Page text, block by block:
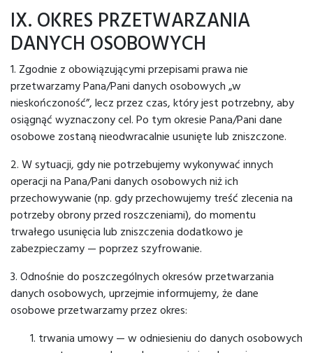
IX. OKRES PRZETWARZANIA
DANYCH OSOBOWYCH
1. Zgodnie z obowiązującymi przepisami prawa nie
przetwarzamy Pana/Pani danych osobowych „w
nieskończoność”, lecz przez czas, który jest potrzebny, aby
osiągnąć wyznaczony cel. Po tym okresie Pana/Pani dane
osobowe zostaną nieodwracalnie usunięte lub zniszczone.
2. W sytuacji, gdy nie potrzebujemy wykonywać innych
operacji na Pana/Pani danych osobowych niż ich
przechowywanie (np. gdy przechowujemy treść zlecenia na
potrzeby obrony przed roszczeniami), do momentu
trwałego usunięcia lub zniszczenia dodatkowo je
zabezpieczamy — poprzez szyfrowanie.
3. Odnośnie do poszczególnych okresów przetwarzania
danych osobowych, uprzejmie informujemy, że dane
osobowe przetwarzamy przez okres:
trwania umowy — w odniesieniu do danych osobowych